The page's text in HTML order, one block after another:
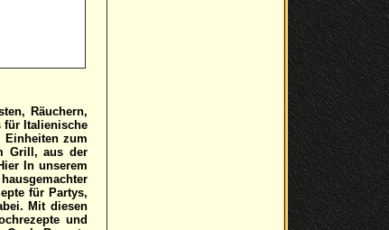
Räuchern,
für Italienische
Einheiten zum
Grill, aus der
In unserem
für Partys,
Mit diesen
und